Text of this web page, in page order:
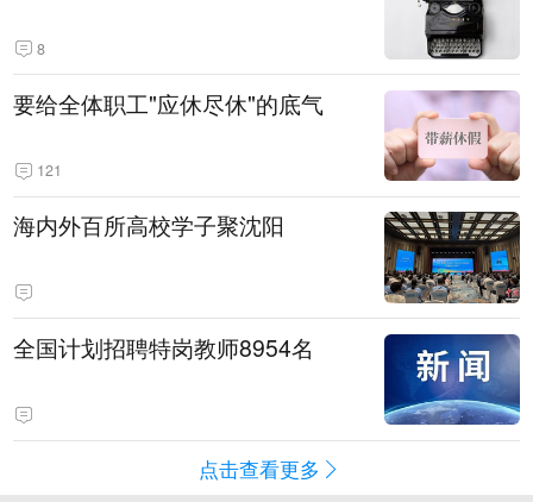
8
要给全体职工"应休尽休"的底气
121
海内外百所高校学子聚沈阳
全国计划招聘特岗教师8954名
点击查看更多